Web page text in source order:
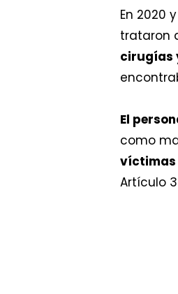
En 2020
trataron
cirugías
El
como
víctimas
Artículo